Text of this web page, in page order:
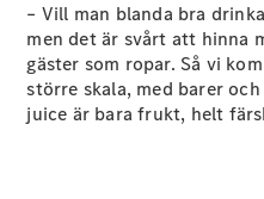
Alla
Sprinter
Sprinter
Skåpbil
– Vill man blanda bra
men det är svårt att hinna
gäster som ropar. Så vi
större skala, med barer
juice är bara frukt, helt